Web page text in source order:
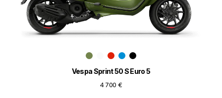
Vespa Sprint 50 S Euro 5
4 700 €